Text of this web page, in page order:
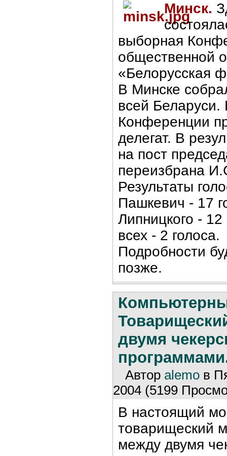
Минск.
выборная
общественной
«Белорусская
В Минске
всей Беларуси.
Конференции
делегат. В
на пост
переизбрана
Результаты
Пашкевич - 17
Липницкого - 12
всех - 2 голоса.
Подробности
позже.
двумя
Автор alemo в
2004 (5199
В настоящий
товарищеский
между двумя